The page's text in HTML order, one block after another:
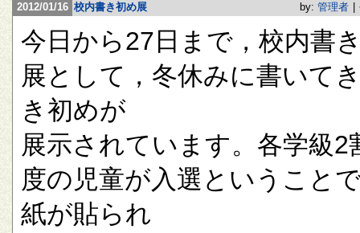
2012/01/16 校内書き初め展 by: 管理者
今日から27日まで，校内書
展として，冬休みに書いて
き初めが
展示されています。各学級2
度の児童が入選ということ
紙が貼られ